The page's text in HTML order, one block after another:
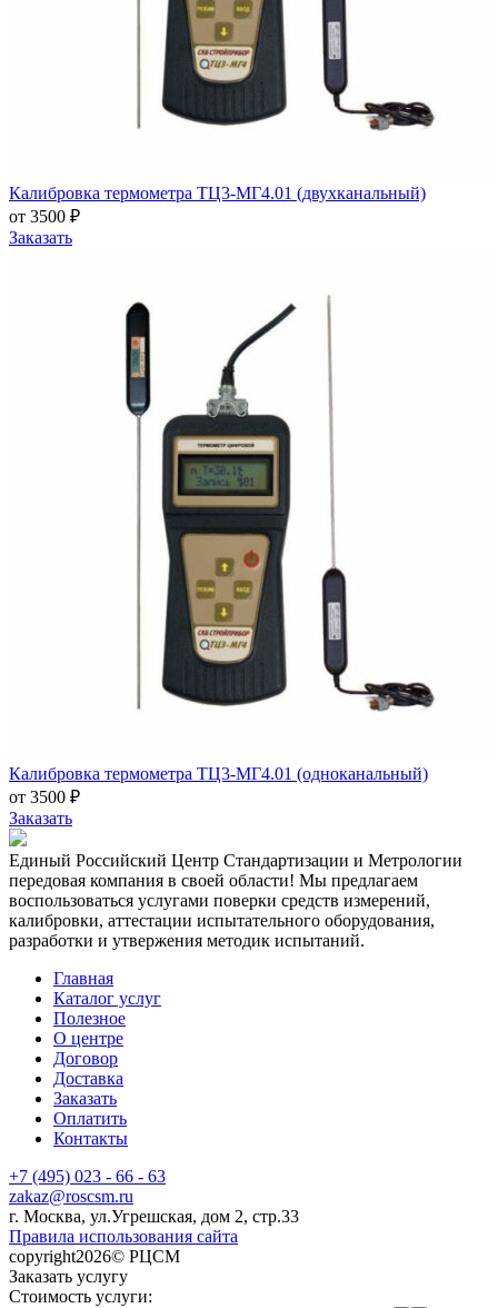
Калибровка термометра ТЦ3-МГ4.01 (двухканальный)
от 3500 ₽
Заказать
Калибровка термометра ТЦ3-МГ4.01 (одноканальный)
от 3500 ₽
Заказать
Единый Российский Центр Стандартизации и Метрологии
передовая компания в своей области! Мы предлагаем
воспользоваться услугами поверки средств измерений,
калибровки, аттестации испытательного оборудования,
разработки и утвержения методик испытаний.
Главная
Каталог услуг
Полезное
О центре
Договор
Доставка
Заказать
Оплатить
Контакты
+7 (495) 023 - 66 - 63
zakaz@roscsm.ru
г. Москва, ул.Угрешская, дом 2, стр.33
Правила использования сайта
copyright2026© РЦСМ
Заказать услугу
Стоимость услуги: